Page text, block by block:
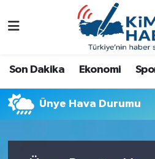
Son Dakika Ekonomi
Ünye Hava Durumu
Antalya
Dünya
Nöbetçi Eczaneler
Namaz Vakitleri
Trafik Durumu